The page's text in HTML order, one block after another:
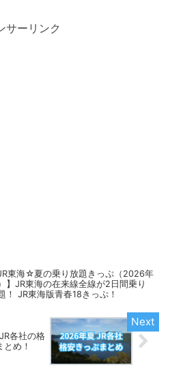
て、わかりやすく紹介します。
サーリンク
JR東海☆夏の乗り放題きっぷ（2026年
】JR東海の在来線全線が2日間乗り
！ JR東海版青春18きっぷ！
各社の格
め！